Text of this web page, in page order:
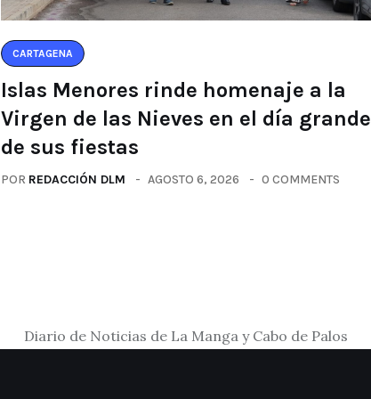
CARTAGENA
Islas Menores rinde homenaje a la
Virgen de las Nieves en el día grande
de sus fiestas
POR REDACCIÓN DLM AGOSTO 6, 2026 0 COMMENTS
Diario de Noticias de La Manga y Cabo de Palos